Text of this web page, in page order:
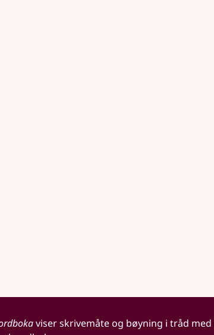
viser skrivemåte og bøyning i tråd